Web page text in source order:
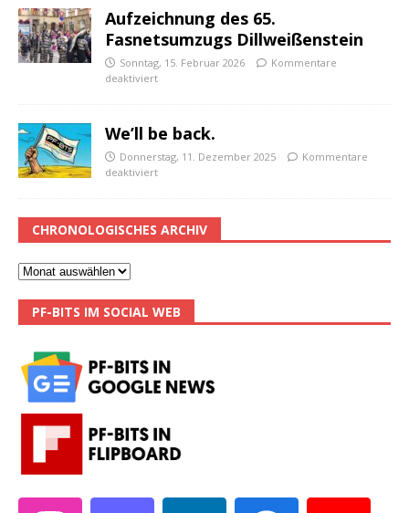
Aufzeichnung des 65.
Fasnetsumzugs Dillweißenstein
Sonntag, 15. Februar 2026
Kommentare
deaktiviert
We’ll be back.
Donnerstag, 11. Dezember 2025
Kommentare
deaktiviert
CHRONOLOGISCHES ARCHIV
PF-BITS IM SOCIAL WEB